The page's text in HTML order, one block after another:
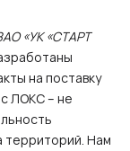
«УК «СТАРТ
на поставку
ЛОКС – не
территорий. Нам